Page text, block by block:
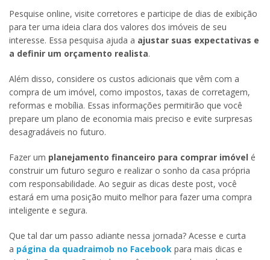
Pesquise online, visite corretores e participe de dias de exibição
para ter uma ideia clara dos valores dos imóveis de seu
interesse. Essa pesquisa ajuda a ajustar suas expectativas e
a definir um orçamento realista.
Além disso, considere os custos adicionais que vêm com a
compra de um imóvel, como impostos, taxas de corretagem,
reformas e mobília. Essas informações permitirão que você
prepare um plano de economia mais preciso e evite surpresas
desagradáveis no futuro.
Fazer um planejamento financeiro para comprar imóvel é
construir um futuro seguro e realizar o sonho da casa própria
com responsabilidade. Ao seguir as dicas deste post, você
estará em uma posição muito melhor para fazer uma compra
inteligente e segura.
Que tal dar um passo adiante nessa jornada? Acesse e curta
a página da quadraimob no Facebook para mais dicas e